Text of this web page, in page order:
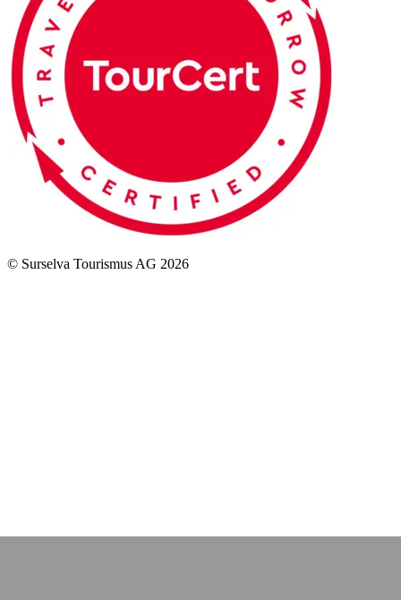
© Surselva Tourismus AG 2026